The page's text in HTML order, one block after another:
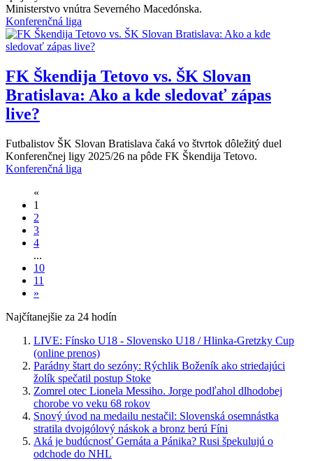
Ministerstvo vnútra Severného Macedónska.
Konferenčná liga
FK Škendija Tetovo vs. ŠK Slovan
Bratislava: Ako a kde sledovať zápas
live?
Futbalistov ŠK Slovan Bratislava čaká vo štvrtok dôležitý duel
Konferenčnej ligy 2025/26 na pôde FK Škendija Tetovo.
Konferenčná liga
«
1
2
3
4
...
10
11
»
Najčítanejšie za 24 hodín
LIVE: Fínsko U18 - Slovensko U18 / Hlinka-Gretzky Cup
(online prenos)
Parádny štart do sezóny: Rýchlik Boženík ako striedajúci
žolík spečatil postup Stoke
Zomrel otec Lionela Messiho. Jorge podľahol dlhodobej
chorobe vo veku 68 rokov
Snový úvod na medailu nestačil: Slovenská osemnástka
stratila dvojgólový náskok a bronz berú Fíni
Aká je budúcnosť Gernáta a Pánika? Rusi špekulujú o
odchode do NHL